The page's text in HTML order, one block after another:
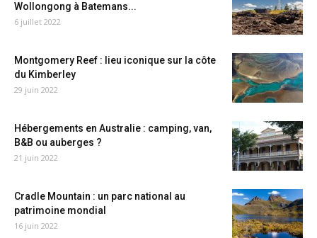
Wollongong à Batemans...
6 juillet 2022
Montgomery Reef : lieu iconique sur la côte
du Kimberley
29 juin 2022
Hébergements en Australie : camping, van,
B&B ou auberges ?
21 juin 2022
Cradle Mountain : un parc national au
patrimoine mondial
16 juin 2022